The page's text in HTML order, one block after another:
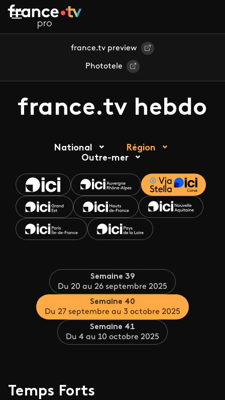
Aller au contenu principal
france.tv preview
Phototele
france.tv hebdo
National
Région
Outre-mer
Semaine 39
Du 20 au 26 septembre 2025
Semaine 40
Du 27 septembre au 3 octobre 2025
Semaine 41
Du 4 au 10 octobre 2025
Temps Forts